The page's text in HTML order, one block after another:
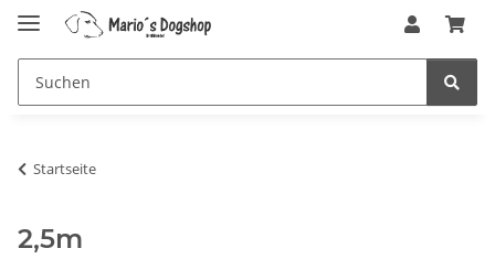
Startseite
2,5m